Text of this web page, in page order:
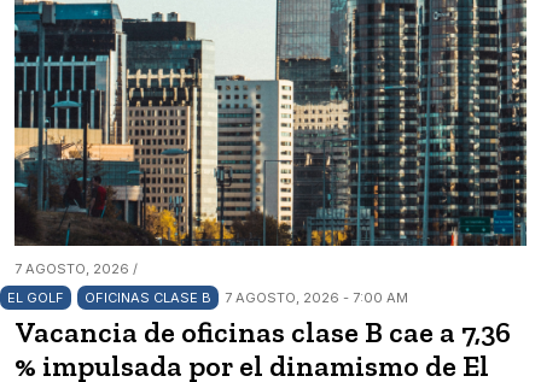
7 AGOSTO, 2026 /
EL GOLF
OFICINAS CLASE B 7 AGOSTO, 2026 - 7:00 AM
Vacancia de oficinas clase B cae a 7,36
% impulsada por el dinamismo de El